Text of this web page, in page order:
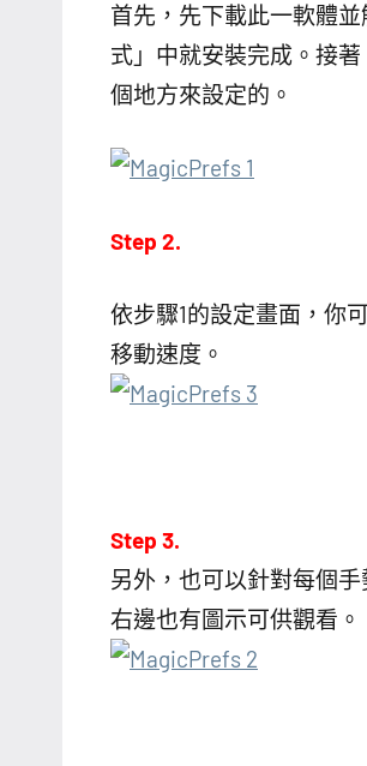
首先，先下載此一軟體
式」中就安裝完成。接
個地方來設定的。
Step 2.
依步驟1的設定畫面，你
移動速度。
Step 3.
另外，也可以針對每個
右邊也有圖示可供觀看。